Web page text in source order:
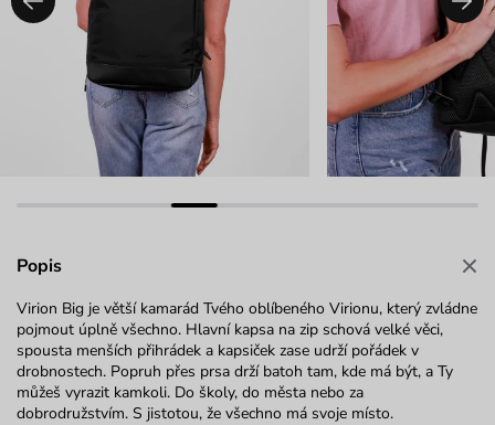
Popis
Virion Big je větší kamarád Tvého oblíbeného Virionu, který zvládne
pojmout úplně všechno. Hlavní kapsa na zip schová velké věci,
spousta menších přihrádek a kapsiček zase udrží pořádek v
drobnostech. Popruh přes prsa drží batoh tam, kde má být, a Ty
můžeš vyrazit kamkoli. Do školy, do města nebo za
dobrodružstvím. S jistotou, že všechno má svoje místo.